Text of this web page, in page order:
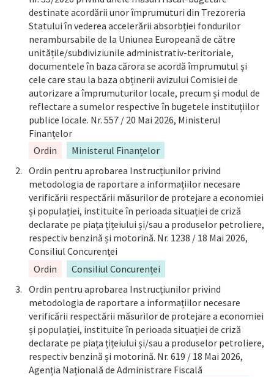
destinate acordării unor împrumuturi din Trezoreria
Statului în vederea accelerării absorbției fondurilor
nerambursabile de la Uniunea Europeană de către
unitățile/subdiviziunile administrativ-teritoriale,
documentele în baza cărora se acordă împrumutul și
cele care stau la baza obținerii avizului Comisiei de
autorizare a împrumuturilor locale, precum și modul de
reflectare a sumelor respective în bugetele instituțiilor
publice locale. Nr. 557 / 20 Mai 2026, Ministerul
Finanțelor
Ordin
Ministerul Finanțelor
Ordin pentru aprobarea Instrucțiunilor privind
metodologia de raportare a informațiilor necesare
verificării respectării măsurilor de protejare a economiei
și populației, instituite în perioada situației de criză
declarate pe piața țițeiului și/sau a produselor petroliere,
respectiv benzină și motorină. Nr. 1238 / 18 Mai 2026,
Consiliul Concurenței
Ordin
Consiliul Concurenței
Ordin pentru aprobarea Instrucțiunilor privind
metodologia de raportare a informațiilor necesare
verificării respectării măsurilor de protejare a economiei
și populației, instituite în perioada situației de criză
declarate pe piața țițeiului și/sau a produselor petroliere,
respectiv benzină și motorină. Nr. 619 / 18 Mai 2026,
Agenția Națională de Administrare Fiscală